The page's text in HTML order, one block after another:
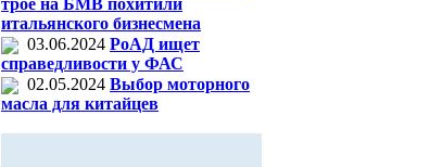
трое на БМВ похитили
итальянского бизнесмена
03.06.2024 РоАД ищет
справедливости у ФАС
02.05.2024 Выбор моторного
масла для китайцев